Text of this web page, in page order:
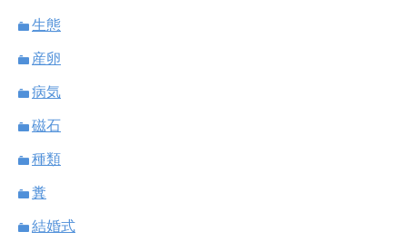
生態
産卵
病気
磁石
種類
糞
結婚式